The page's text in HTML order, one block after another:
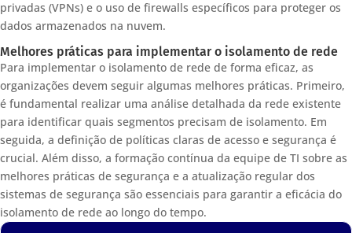
privadas (VPNs) e o uso de firewalls específicos para proteger os
dados armazenados na nuvem.
Melhores práticas para implementar o isolamento de rede
Para implementar o isolamento de rede de forma eficaz, as
organizações devem seguir algumas melhores práticas. Primeiro,
é fundamental realizar uma análise detalhada da rede existente
para identificar quais segmentos precisam de isolamento. Em
seguida, a definição de políticas claras de acesso e segurança é
crucial. Além disso, a formação contínua da equipe de TI sobre as
melhores práticas de segurança e a atualização regular dos
sistemas de segurança são essenciais para garantir a eficácia do
isolamento de rede ao longo do tempo.